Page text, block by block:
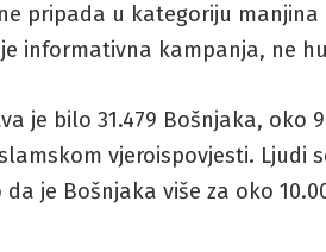
pripada u kategoriju manjina
informativna kampanja, ne
je bilo 31.479 Bošnjaka, oko
vjeroispovjesti. Ljudi
je Bošnjaka više za oko